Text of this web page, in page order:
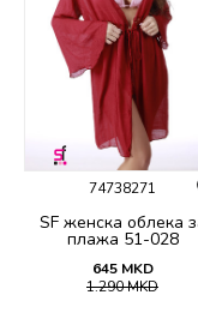
74738271
SF женска облека
плажа 51-028
645 MKD
1.290MKD